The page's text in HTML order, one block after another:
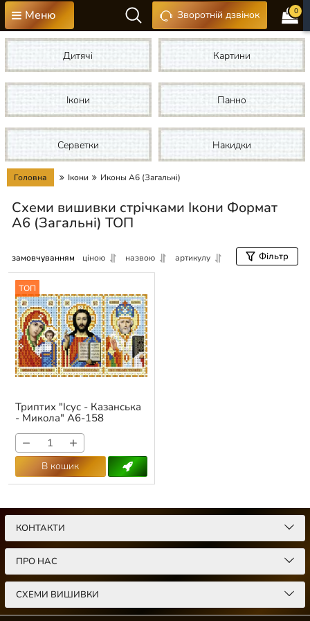
Меню Зворотній дзвінок 0
Дитячі Картини
Ікони Панно
Серветки Накидки
Головна Ікони Иконы А6 (Загальні)
Схеми вишивки стрічками Ікони Формат
А6 (Загальні) ТОП
замовчуванням ціною назвою артикулу Фільтр
ТОП
Триптих "Ісус - Казанська
- Микола" А6-158
− +
В кошик
КОНТАКТИ
ПРО НАС
СХЕМИ ВИШИВКИ